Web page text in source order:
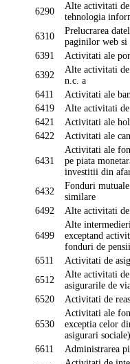
6290
Alte activitati
tehnologia
6310
Prelucrarea
paginilor web si
6391
Activitati ale
6392
Alte activitati
n.c. a
6411
Activitati ale
6419
Alte activitati
6421
Activitati ale
6422
Activitati ale
6431
Activitati ale
pe piata
investitii din
6432
Fonduri
similare
6492
Alte activitati
6499
Alte
exceptand
fonduri de pensii
6511 Activitati de
6512
Alte activitati
asigurarile de
6520
Activitati de
6530
Activitati ale
exceptia celor
asigurari sociale)
6611 Administrarea